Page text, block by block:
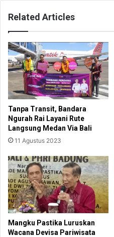
Related Articles
Tanpa Transit, Bandara
Ngurah Rai Layani Rute
Langsung Medan Via Bali
11 Agustus 2023
Mangku Pastika Luruskan
Wacana Devisa Pariwisata